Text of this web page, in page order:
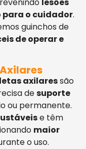
o cuidador.
guinchos de
de operar e
axilaressão
desuporte
ou permanente.
e têm
maior
o uso.